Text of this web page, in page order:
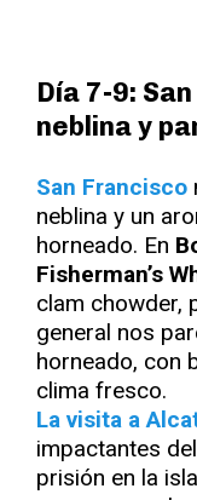
Día 7-9:
neblina y
San Francisco
neblina y un
horneado. En
Fisherman’s
clam chowder,
general nos
horneado, con
clima fresco.
La visita a
impactantes
prisión en la